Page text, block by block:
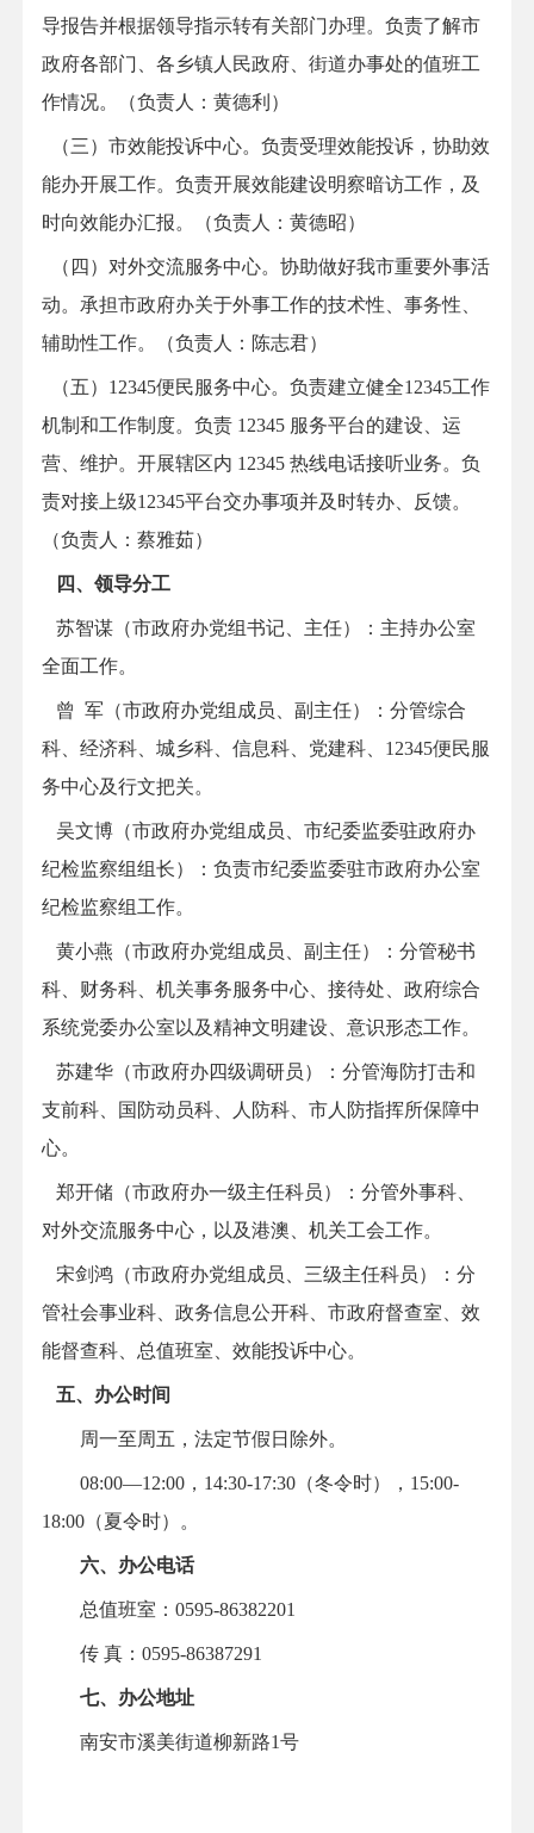
导报告并根据领导指示转有关部门办理。负责了解市
政府各部门、各乡镇人民政府、街道办事处的值班工
作情况。（负责人：黄德利）
（三）市效能投诉中心。负责受理效能投诉，协助效
能办开展工作。负责开展效能建设明察暗访工作，及
时向效能办汇报。（负责人：黄德昭）
（四）对外交流服务中心。协助做好我市重要外事活
动。承担市政府办关于外事工作的技术性、事务性、
辅助性工作。（负责人：陈志君）
（五）12345便民服务中心。负责建立健全12345工作
机制和工作制度。负责 12345 服务平台的建设、运
营、维护。开展辖区内 12345 热线电话接听业务。负
责对接上级12345平台交办事项并及时转办、反馈。
（负责人：蔡雅茹）
四、领导分工
苏智谋（市政府办党组书记、主任）：主持办公室
全面工作。
曾 军（市政府办党组成员、副主任）： 分管综合
科、经济科、城乡科、信息科、党建科、 12345便民服
务中心及行文把关。
吴文博（市政府办党组成员、市纪委监委驻政府办
纪检监察组组长）： 负责市纪委监委驻市政府办公室
纪检监察组工作。
黄小燕（市政府办党组成员、副主任）：分管秘书
科、财务科、机关事务服务中心、接待处、政府综合
系统党委办公室以及精神文明建设、意识形态工作。
苏建华（市政府办四级调研员）：分管海防打击和
支前科、国防动员科、人防科、市人防指挥所保障中
心。
郑开储（市政府办一级主任科员）：分管外事科、
对外交流服务中心，以及港澳、机关工会工作。
宋剑鸿（市政府办党组成员、三级主任科员） ： 分
管社会事业科、政务信息公开科、市政府督查室、效
能督查科、总值班室、效能投诉中心。
五、办公时间
周一至周五，法定节假日除外。
08:00—12:00，14:30-17:30（冬令时），15:00-
18:00（夏令时）。
六、办公电话
总值班室：0595-86382201
传 真：0595-86387291
七、办公地址
南安市溪美街道柳新路1号